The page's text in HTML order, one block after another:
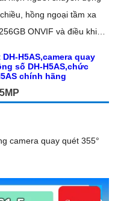
hồng ngoại tầm xa
ONVIF và điều khiển
camera quay quét 355°